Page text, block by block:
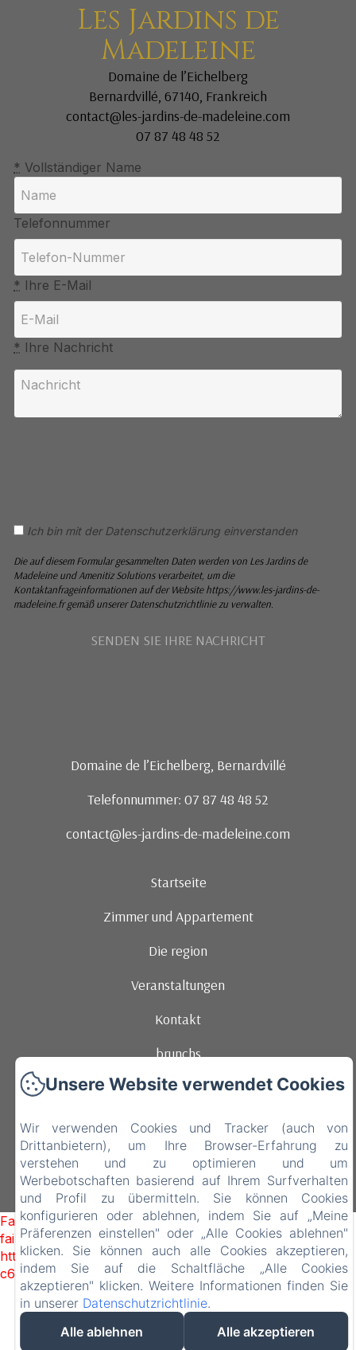
Les Jardins de
Madeleine
Domaine de l’Eichelberg
Bernardvillé, 67140, Frankreich
contact@les-jardins-de-madeleine.com
07 87 48 48 52
* Vollständiger Name
Telefonnummer
* Ihre E-Mail
* Ihre Nachricht
Ich bin mit der Datenschutzerklärung einverstanden
Die auf diesem Formular gesammelten Daten werden von Les Jardins de
Madeleine und Amenitiz Solutions verarbeitet, um die
Kontaktanfrageinformationen auf der Website https://www.les-jardins-de-
madeleine.fr gemäß unserer Datenschutzrichtlinie zu verwalten.
Domaine de l’Eichelberg, Bernardvillé
Telefonnummer: 07 87 48 48 52
contact@les-jardins-de-madeleine.com
Startseite
Zimmer und Appartement
Die region
Veranstaltungen
Kontakt
brunchs
location de vélos
Failed to load BookingEngine/index: Loading chunk 1322
failed. (missing:
https://d1cmur5l0xva3h.cloudfront.net/packs/1322-
c6e932f9d3d27b65-1bf7c4dc6a241241.js)
Unsere Website verwendet Cookies
Wir verwenden Cookies und Tracker (auch von
Drittanbietern), um Ihre Browser-Erfahrung zu
verstehen und zu optimieren und um
Werbebotschaften basierend auf Ihrem Surfverhalten
und Profil zu übermitteln. Sie können Cookies
konfigurieren oder ablehnen, indem Sie auf „Meine
Präferenzen einstellen" oder „Alle Cookies ablehnen"
klicken. Sie können auch alle Cookies akzeptieren,
indem Sie auf die Schaltfläche „Alle Cookies
akzeptieren" klicken. Weitere Informationen finden Sie
in unserer Datenschutzrichtlinie.
Alle ablehnen
Alle akzeptieren